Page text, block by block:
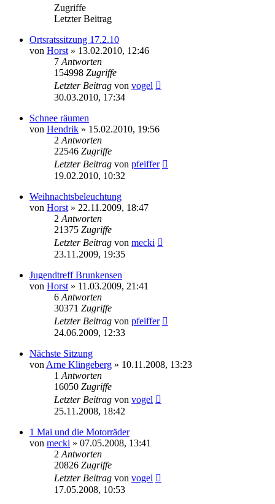
Zugriffe
Letzter Beitrag
Ortsratssitzung 17.2.10
von Horst » 13.02.2010, 12:46
7 Antworten
154998 Zugriffe
Letzter Beitrag von vogel
30.03.2010, 17:34
Schnee räumen
von Hendrik » 15.02.2010, 19:56
2 Antworten
22546 Zugriffe
Letzter Beitrag von pfeiffer
19.02.2010, 10:32
Weihnachtsbeleuchtung
von Horst » 22.11.2009, 18:47
2 Antworten
21375 Zugriffe
Letzter Beitrag von mecki
23.11.2009, 19:35
Jugendtreff Brunkensen
von Horst » 11.03.2009, 21:41
6 Antworten
30371 Zugriffe
Letzter Beitrag von pfeiffer
24.06.2009, 12:33
Nächste Sitzung
von Arne Klingeberg » 10.11.2008, 13:23
1 Antworten
16050 Zugriffe
Letzter Beitrag von vogel
25.11.2008, 18:42
1 Mai und die Motorräder
von mecki » 07.05.2008, 13:41
2 Antworten
20826 Zugriffe
Letzter Beitrag von vogel
17.05.2008, 10:53